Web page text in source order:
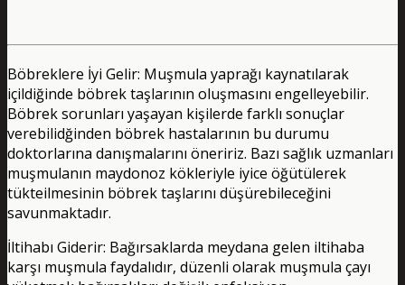
Böbreklere İyi Gelir: Muşmula yaprağı kaynatılarak
içildiğinde böbrek taşlarının oluşmasını engelleyebilir.
Böbrek sorunları yaşayan kişilerde farklı sonuçlar
verebilidğinden böbrek hastalarının bu durumu
doktorlarına danışmalarını öneririz. Bazı sağlık uzmanları
muşmulanın maydonoz kökleriyle iyice öğütülerek
tükteilmesinin böbrek taşlarını düşürebileceğini
savunmaktadır.
İltihabı Giderir: Bağırsaklarda meydana gelen iltihaba
karşı muşmula faydalıdır, düzenli olarak muşmula çayı